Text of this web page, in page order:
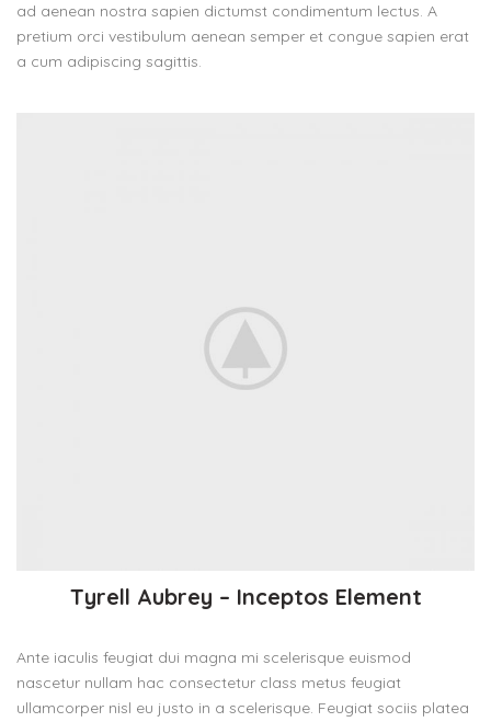
ad aenean nostra sapien dictumst condimentum lectus. A
pretium orci vestibulum aenean semper et congue sapien erat
a cum adipiscing sagittis.
Tyrell Aubrey – Inceptos Element
Ante iaculis feugiat dui magna mi scelerisque euismod
nascetur nullam hac consectetur class metus feugiat
ullamcorper nisl eu justo in a scelerisque. Feugiat sociis platea